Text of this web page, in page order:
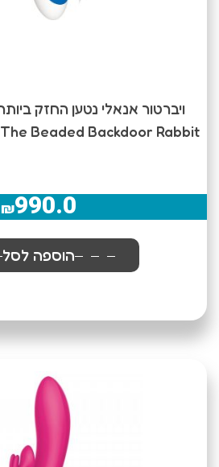
Beaded Backdoor Rabbit
₪990.0
הוספה לסל